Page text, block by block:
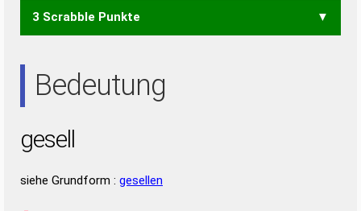
LEE
3 Scrabble Punkte
Bedeutung
gesell
siehe Grundform : gesellen